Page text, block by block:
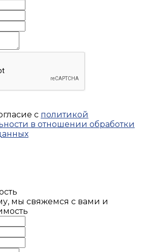
с политикой
в отношении обработки
мы свяжемся с вами и